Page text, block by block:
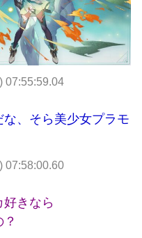
07:55:59.04
、そら美少女プラモ
07:58:00.60
好きなら